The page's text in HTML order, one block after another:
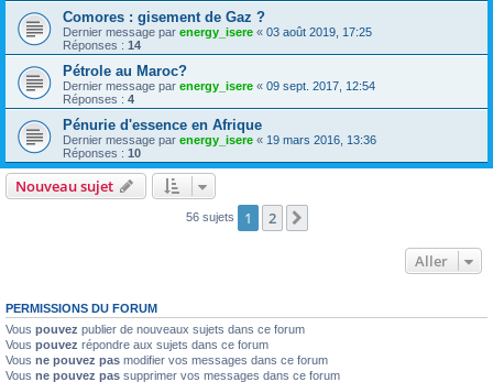
Comores : gisement de Gaz ?
Dernier message par energy_isere « 03 août 2019, 17:25
Réponses : 14
Pétrole au Maroc?
Dernier message par energy_isere « 09 sept. 2017, 12:54
Réponses : 4
Pénurie d'essence en Afrique
Dernier message par energy_isere « 19 mars 2016, 13:36
Réponses : 10
Nouveau sujet
56 sujets 1 2
Aller
PERMISSIONS DU FORUM
Vous pouvez publier de nouveaux sujets dans ce forum
Vous pouvez répondre aux sujets dans ce forum
Vous ne pouvez pas modifier vos messages dans ce forum
Vous ne pouvez pas supprimer vos messages dans ce forum